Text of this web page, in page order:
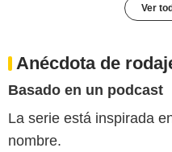
Ver
Anécdota de
Basado en un podcast
La serie está inspirada
nombre.